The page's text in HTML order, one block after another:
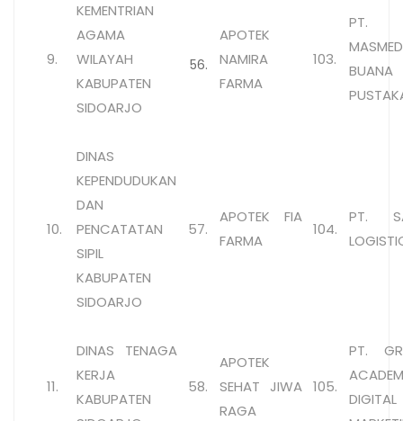
9.
KEMENTRIAN
AGAMA
WILAYAH
KABUPATEN
SIDOARJO
56.
APOTEK
NAMIRA
FARMA
103.
PT.
BUANA
10.
DINAS
KEPENDUDUKAN
DAN
PENCATATAN
SIPIL
KABUPATEN
SIDOARJO
57.
APOTEK FIA
FARMA
104.
PT.
11.
DINAS TENAGA
KERJA
KABUPATEN
58.
APOTEK
SEHAT JIWA
RAGA
105.
PT.
DIGITAL